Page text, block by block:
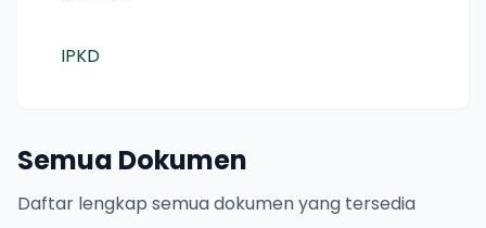
IPKD
Semua Dokumen
Daftar lengkap semua dokumen yang tersedia